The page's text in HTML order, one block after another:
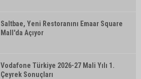
Saltbae, Yeni Restoranını Emaar Square
Mall'da Açıyor
Vodafone Türkiye 2026-27 Mali Yılı 1.
Çeyrek Sonuçları